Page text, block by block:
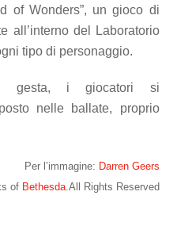
of Wonders”, un gioco di
all’interno del Laboratorio
tipo di personaggio.
gesta, i giocatori si
nelle ballate, proprio
Per l’immagine: Darren Geers
of Bethesda.All Rights Reserved